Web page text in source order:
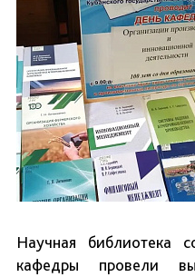
Научная библиотека
кафедры провели